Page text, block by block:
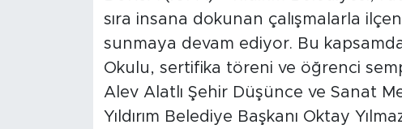
sıra insana dokunan çalışmalarla
sunmaya devam ediyor. Bu
Okulu, sertifika töreni ve öğrenci
Alev Alatlı Şehir Düşünce ve Sanat
Yıldırım Belediye Başkanı Oktay